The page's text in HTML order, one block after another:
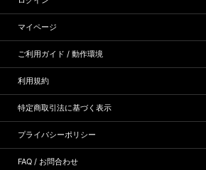
マイページ
ご利用ガイド / 動作環境
利用規約
特定商取引法に基づく表示
プライバシーポリシー
FAQ / お問合わせ